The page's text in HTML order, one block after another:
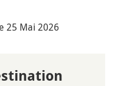
25 Mai 2026